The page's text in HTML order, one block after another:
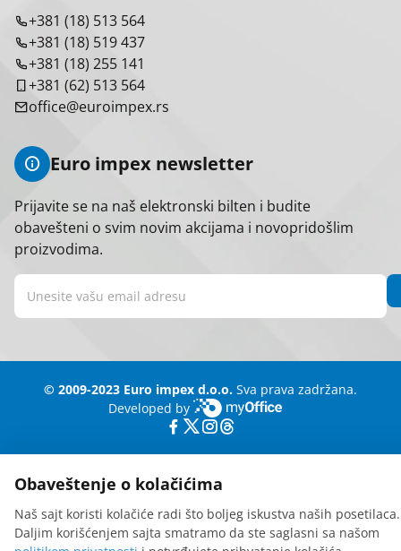
+381 (18) 513 564
+381 (18) 519 437
+381 (18) 255 141
+381 (62) 513 564
office@euroimpex.rs
Euro impex newsletter
Prijavite se na naš elektronski bilten i budite
obavešteni o svim novim akcijama i novopridošlim
proizvodima.
© 2009-2023 Euro impex d.o.o. Sva prava zadržana.
Developed by
myOffice
Obaveštenje o kolačićima
Naš sajt koristi kolačiće radi što boljeg iskustva naših posetilaca.
Daljim korišćenjem sajta smatramo da ste saglasni sa našom